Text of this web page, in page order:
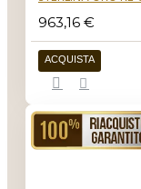
963,16 €
ACQUISTA
RIACQUISTO